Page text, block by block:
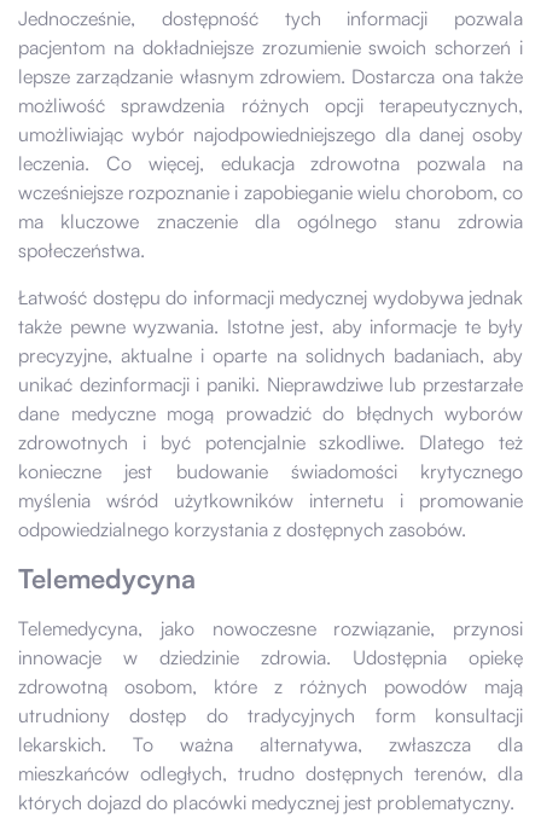
Jednocześnie, dostępność tych informacji pozwala
pacjentom na dokładniejsze zrozumienie swoich schorzeń i
lepsze zarządzanie własnym zdrowiem. Dostarcza ona także
możliwość sprawdzenia różnych opcji terapeutycznych,
umożliwiając wybór najodpowiedniejszego dla danej osoby
leczenia. Co więcej, edukacja zdrowotna pozwala na
wcześniejsze rozpoznanie i zapobieganie wielu chorobom, co
ma kluczowe znaczenie dla ogólnego stanu zdrowia
społeczeństwa.
Łatwość dostępu do informacji medycznej wydobywa jednak
także pewne wyzwania. Istotne jest, aby informacje te były
precyzyjne, aktualne i oparte na solidnych badaniach, aby
unikać dezinformacji i paniki. Nieprawdziwe lub przestarzałe
dane medyczne mogą prowadzić do błędnych wyborów
zdrowotnych i być potencjalnie szkodliwe. Dlatego też
konieczne jest budowanie świadomości krytycznego
myślenia wśród użytkowników internetu i promowanie
odpowiedzialnego korzystania z dostępnych zasobów.
Telemedycyna
Telemedycyna, jako nowoczesne rozwiązanie, przynosi
innowacje w dziedzinie zdrowia. Udostępnia opiekę
zdrowotną osobom, które z różnych powodów mają
utrudniony dostęp do tradycyjnych form konsultacji
lekarskich. To ważna alternatywa, zwłaszcza dla
mieszkańców odległych, trudno dostępnych terenów, dla
których dojazd do placówki medycznej jest problematyczny.